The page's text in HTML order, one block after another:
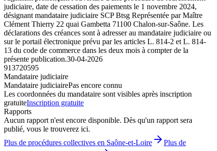
judiciaire, date de cessation des paiements le 1 novembre 2024,
désignant mandataire judiciaire SCP Btsg Représentée par Maître
Clément Thierry 22 quai Gambetta 71100 Chalon-sur-Saône. Les
déclarations des créances sont à adresser au mandataire judiciaire ou
sur le portail électronique prévu par les articles L. 814-2 et L. 814-
13 du code de commerce dans les deux mois à compter de la
présente publication.30-04-2026
913720595
Mandataire judiciaire
Mandataire judiciairePas encore connu
Les coordonnées du mandataire sont visibles après inscription
gratuiteInscription gratuite
Rapports
Aucun rapport n'est encore disponible. Dès qu'un rapport sera
publié, vous le trouverez ici.
Plus de procédures collectives en Saône-et-Loire
Plus de